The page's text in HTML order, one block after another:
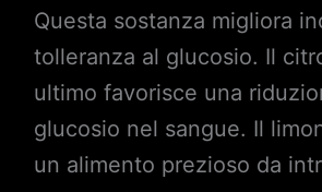
Questa sostanza migliora
tolleranza al glucosio. Il
ultimo favorisce una
glucosio nel sangue. Il
un alimento prezioso da